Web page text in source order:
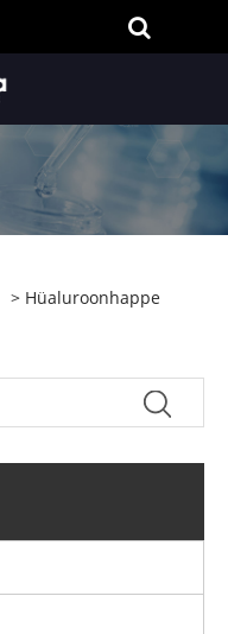
> Hüaluroonhappe